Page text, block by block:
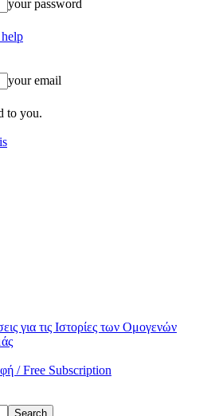
your password
your email
to you.
για τις Ιστορίες των Ομογενών
/ Free Subscription